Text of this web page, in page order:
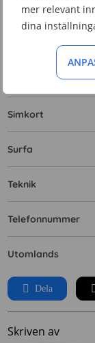
mer relevant
dina
Kontantkort
Mobilnät och
Mobilt bredband
Simkort
Surfa
Teknik
Telefonnummer
Utomlands
Dela
Skriven av